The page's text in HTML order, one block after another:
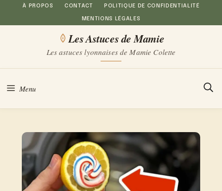
Aller
au
À PROPOS CONTACT POLITIQUE DE CONFIDENTIALITÉ
MENTIONS LÉGALES
Les Astuces de Mamie
Les astuces lyonnaises de Mamie Colette
Menu